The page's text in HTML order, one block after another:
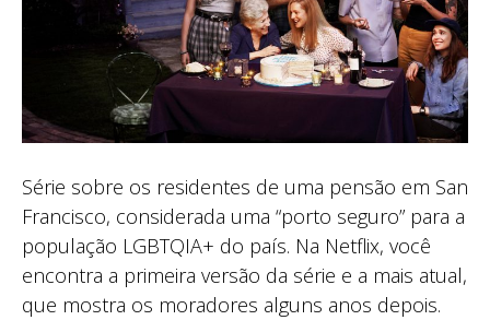
Série sobre os residentes de uma pensão em San
Francisco, considerada uma “porto seguro” para a
população LGBTQIA+ do país. Na Netflix, você
encontra a primeira versão da série e a mais atual,
que mostra os moradores alguns anos depois.